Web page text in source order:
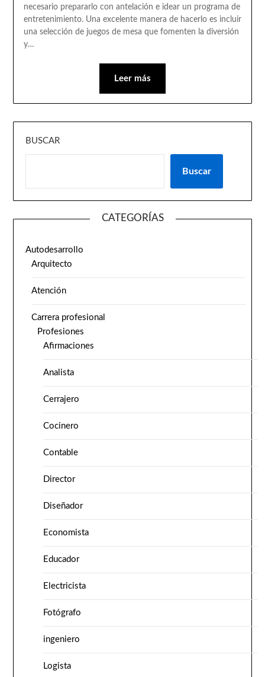
necesario prepararlo con antelación e idear un programa de
entretenimiento. Una excelente manera de hacerlo es incluir
una selección de juegos de mesa que fomenten la diversión
y…
Leer más
BUSCAR
Buscar
CATEGORÍAS
Autodesarrollo
Arquitecto
Atención
Carrera profesional
Profesiones
Afirmaciones
Analista
Cerrajero
Cocinero
Contable
Director
Diseñador
Economista
Educador
Electricista
Fotógrafo
ingeniero
Logista